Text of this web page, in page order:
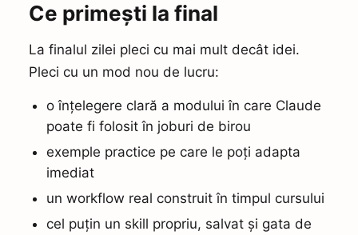
Ce primești la final
La finalul zilei pleci cu mai mult decât idei.
Pleci cu un mod nou de lucru:
o înțelegere clară a modului în care Claude
poate fi folosit în joburi de birou
exemple practice pe care le poți adapta
imediat
un workflow real construit în timpul cursului
cel puțin un skill propriu, salvat și gata de